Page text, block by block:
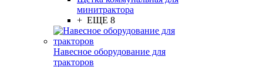
минитрактора
+ ЕЩЕ 8
Навесное оборудование для
тракторов